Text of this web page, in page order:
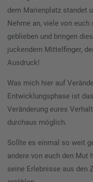
dem Marienplatz standet
Nehme an, viele von
geblieben und bringen
juckendem Mittelfinger,
Ausdruck!
Was mich hier auf
Entwicklungsphase ist
Veränderung eures
durchaus möglich.
Sollte es einmal so weit
andere von euch den Mut
seine Erlebnisse aus den